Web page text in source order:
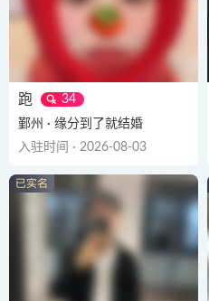
跑
34
鄞州 · 缘分到了就结婚
入驻时间 · 2026-08-03